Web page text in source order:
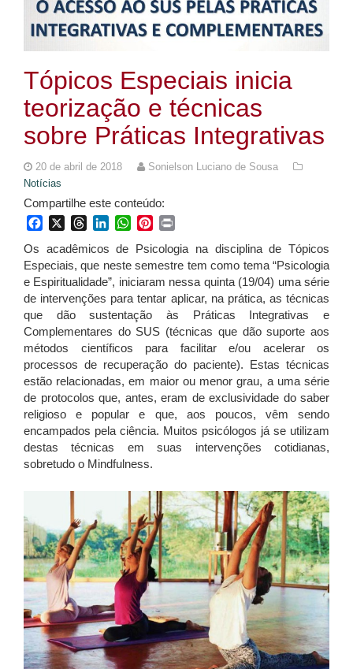
Tópicos Especiais inicia
teorização e técnicas
sobre Práticas Integrativas
20 de abril de 2018
Sonielson Luciano de Sousa
Notícias
Compartilhe este conteúdo:
FacebookThreadsLinkedInWhatsApp
Pinterest
Os acadêmicos de Psicologia na disciplina de Tópicos
Especiais, que neste semestre tem como tema “Psicologia
e Espiritualidade”, iniciaram nessa quinta (19/04) uma série
de intervenções para tentar aplicar, na prática, as técnicas
que dão sustentação às Práticas Integrativas e
Complementares do SUS (técnicas que dão suporte aos
métodos científicos para facilitar e/ou acelerar os
processos de recuperação do paciente). Estas técnicas
estão relacionadas, em maior ou menor grau, a uma série
de protocolos que, antes, eram de exclusividade do saber
religioso e popular e que, aos poucos, vêm sendo
encampados pela ciência. Muitos psicólogos já se utilizam
destas técnicas em suas intervenções cotidianas,
sobretudo o Mindfulness.